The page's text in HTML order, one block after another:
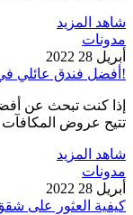
شاهد المزيد
مدونات
أبريل 28 2022
!أفضل فندق عائلي
إذا كنت تبحث عن
تتيح عروض المكافآت
شاهد المزيد
مدونات
أبريل 28 2022
كيفية العثور على